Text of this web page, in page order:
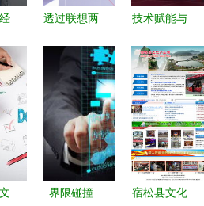
透过联想两
程，解析
5G全连接
工厂的建设
关键与网络
技术服务之
道
技术赋能与
轮驱动 物
联网私人订
制工厂的全
国化之途
界限碰撞
宿松县文化